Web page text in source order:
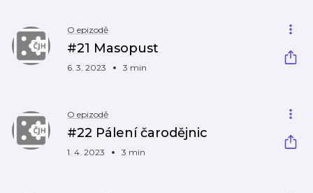
O epizodě
#21 Masopust
6. 3. 2023 3 min
O epizodě
#22 Pálení čarodějnic
1. 4. 2023 3 min